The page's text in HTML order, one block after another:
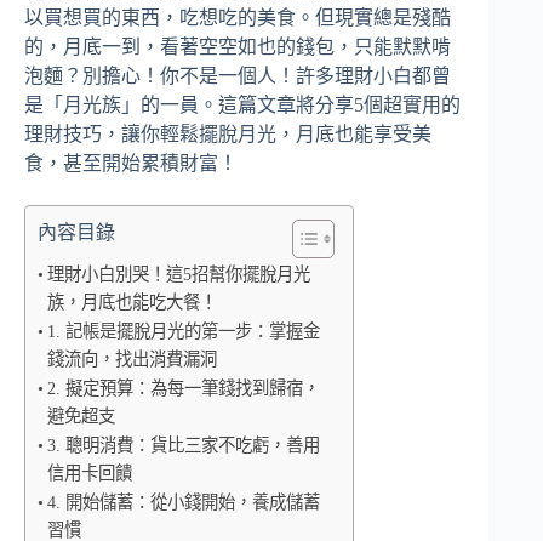
以買想買的東西，吃想吃的美食。但現實總是殘酷
的，月底一到，看著空空如也的錢包，只能默默啃
泡麵？別擔心！你不是一個人！許多理財小白都曾
是「月光族」的一員。這篇文章將分享5個超實用的
理財技巧，讓你輕鬆擺脫月光，月底也能享受美
食，甚至開始累積財富！
內容目錄
理財小白別哭！這5招幫你擺脫月光
族，月底也能吃大餐！
1. 記帳是擺脫月光的第一步：掌握金
錢流向，找出消費漏洞
2. 擬定預算：為每一筆錢找到歸宿，
避免超支
3. 聰明消費：貨比三家不吃虧，善用
信用卡回饋
4. 開始儲蓄：從小錢開始，養成儲蓄
習慣